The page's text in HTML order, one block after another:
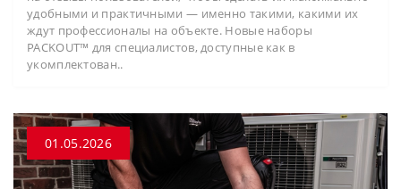
удобными и практичными — именно такими, какими их
ждут профессионалы на объекте. Новые наборы
PACKOUT™ для специалистов, доступные как в
укомплектован..
01.05.2026